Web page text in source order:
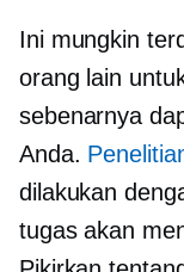
Ini mungkin
orang lain
sebenarnya
Anda.
dilakukan
tugas akan